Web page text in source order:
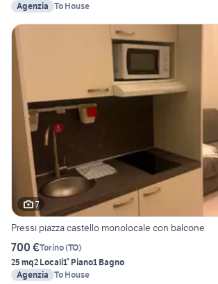
Agenzia To House
7
Pressi piazza castello monolocale con balcone
700 €Torino(TO)
25 mq2 Locali1° Piano1 Bagno
Agenzia To House